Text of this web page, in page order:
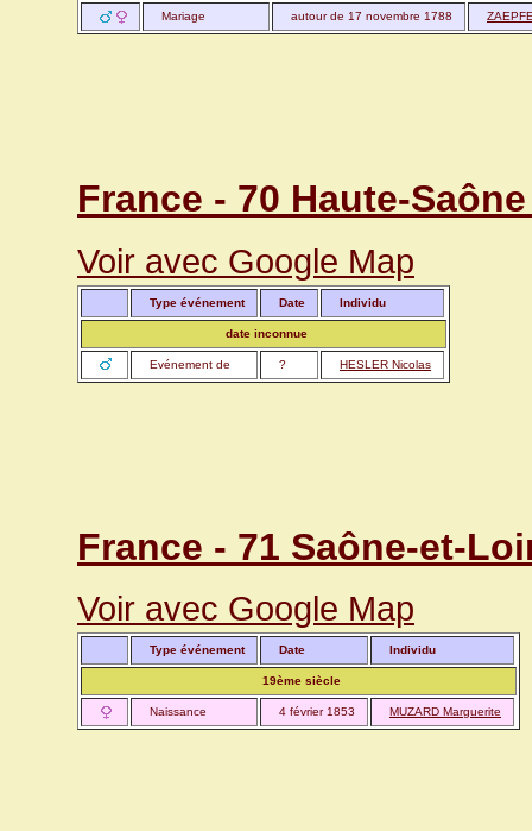
Mariage autour de 17 novembre 1788
France - 70 Haute-
Voir avec Google Map
Type événement Date Individu
date inconnue
Evénement de ? HESLER Nicolas
France - 71 Saône-et-
Voir avec Google Map
Type événement Date Individu
19ème siècle
Naissance 4 février 1853 MUZARD Marguerite